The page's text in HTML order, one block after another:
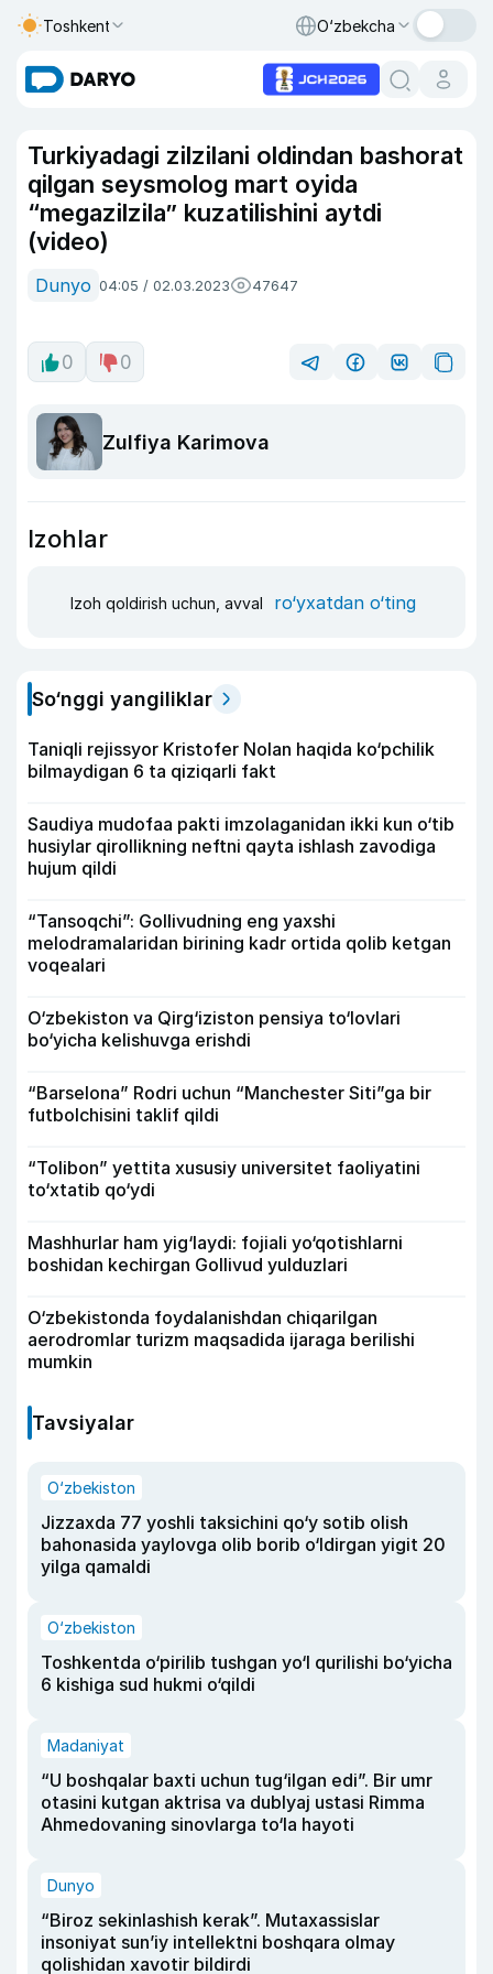
Toshkent O‘zbekcha
Turkiyadagi zilzilani oldindan bashorat
qilgan seysmolog mart oyida
“megazilzila” kuzatilishini aytdi
(video)
Dunyo 04:05 / 02.03.2023 47647
0 0
Zulfiya Karimova
Izohlar
Izoh qoldirish uchun, avval ro‘yxatdan o‘ting
So‘nggi yangiliklar
Taniqli rejissyor Kristofer Nolan haqida ko‘pchilik
bilmaydigan 6 ta qiziqarli fakt
Saudiya mudofaa pakti imzolaganidan ikki kun o‘tib
husiylar qirollikning neftni qayta ishlash zavodiga
hujum qildi
“Tansoqchi”: Gollivudning eng yaxshi
melodramalaridan birining kadr ortida qolib ketgan
voqealari
O‘zbekiston va Qirg‘iziston pensiya to‘lovlari
bo‘yicha kelishuvga erishdi
“Barselona” Rodri uchun “Manchester Siti”ga bir
futbolchisini taklif qildi
“Tolibon” yettita xususiy universitet faoliyatini
to‘xtatib qo‘ydi
Mashhurlar ham yig‘laydi: fojiali yo‘qotishlarni
boshidan kechirgan Gollivud yulduzlari
O‘zbekistonda foydalanishdan chiqarilgan
aerodromlar turizm maqsadida ijaraga berilishi
mumkin
Tavsiyalar
O‘zbekiston
Jizzaxda 77 yoshli taksichini qo‘y sotib olish
bahonasida yaylovga olib borib o‘ldirgan yigit 20
yilga qamaldi
O‘zbekiston
Toshkentda o‘pirilib tushgan yo‘l qurilishi bo‘yicha
6 kishiga sud hukmi o‘qildi
Madaniyat
“U boshqalar baxti uchun tug‘ilgan edi”. Bir umr
otasini kutgan aktrisa va dublyaj ustasi Rimma
Ahmedovaning sinovlarga to‘la hayoti
Dunyo
“Biroz sekinlashish kerak”. Mutaxassislar
insoniyat sun’iy intellektni boshqara olmay
qolishidan xavotir bildirdi